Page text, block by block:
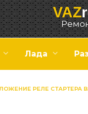
VAZ
Лада
РЕЛЕ СТАРТЕРА